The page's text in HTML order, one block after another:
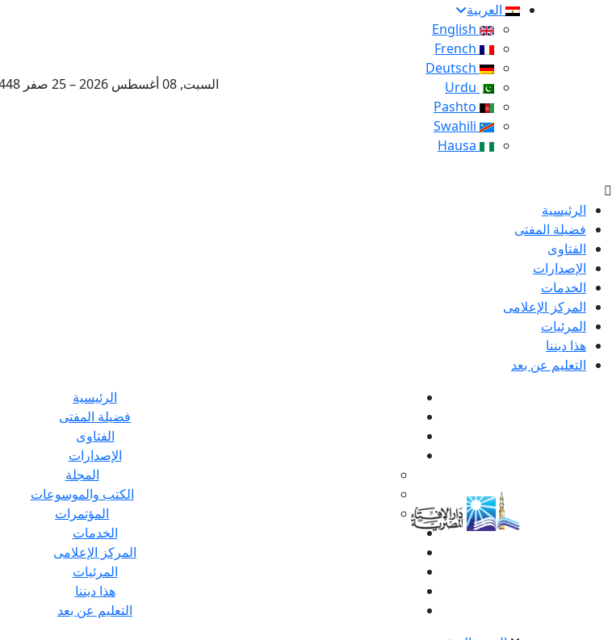
العربية
السبت, 08 أغسطس 2026 – 25 صفر 1448 هـ
الرئيسية
فضيلة المفتى
الفتاوى
الإصدارات
الخدمات
المركز الإعلامى
المرئيات
هذا ديننا
التعليم عن بعد
الرئيسية
فضيلة المفتى
الفتاوى
الإصدارات
المجلة
الكتب والموسوعات
المؤتمرات
الخدمات
المركز الإعلامى
المرئيات
هذا ديننا
التعليم عن بعد